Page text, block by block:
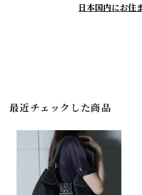
日本国内にお住
最近チェックした商品